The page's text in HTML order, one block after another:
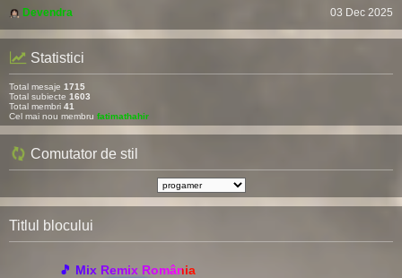
Devendra
03 Dec 2025
Statistici
Total mesaje 1715
Total subiecte 1603
Total membri 41
Cel mai nou membru fatimathahir
Comutator de stil
Titlul blocului
🎵 Mix Remix România